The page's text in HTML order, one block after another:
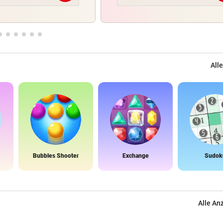
Bubbles Shooter Exchange
Alle